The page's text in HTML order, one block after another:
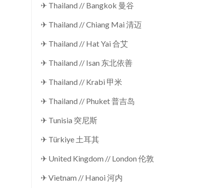
✈ Thailand // Bangkok 曼谷
✈ Thailand // Chiang Mai 清迈
✈ Thailand // Hat Yai 合艾
✈ Thailand // Isan 东北依善
✈ Thailand // Krabi 甲米
✈ Thailand // Phuket 普吉岛
✈ Tunisia 突尼斯
✈ Türkiye 土耳其
✈ United Kingdom // London 伦敦
✈ Vietnam // Hanoi 河内